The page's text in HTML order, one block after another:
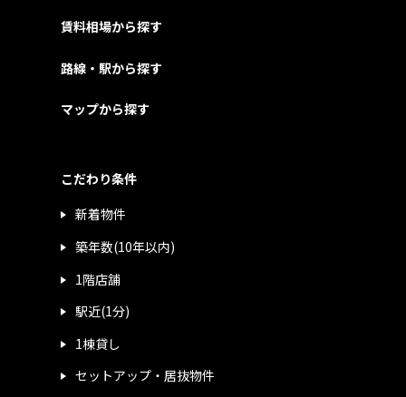
賃料相場から探す
路線・駅から探す
マップから探す
こだわり条件
新着物件
築年数(10年以内)
1階店舗
駅近(1分)
1棟貸し
セットアップ・居抜物件